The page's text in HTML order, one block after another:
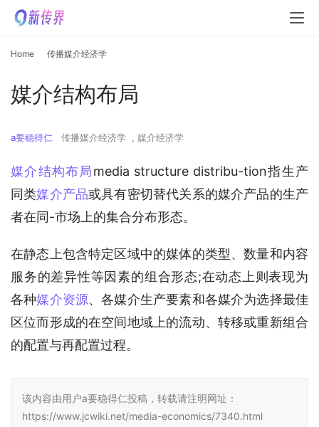
Home 传播媒介经济学
媒介结构布局
a要稳得仁 传播媒介经济学 , 媒介经济学
媒介结构布局media structure distribu-tion指生产
同类媒介产品或具有密切替代关系的媒介产品的生产
者在同-市场上的集合分布形态。
在静态上包含特定区域中的媒体的类型、数量和内容
服务的差异性等因素的组合形态;在动态上则表现为
各种媒介资源、各媒介生产要素和各媒介为选择最佳
区位而形成的在空间地域上的流动、转移或重新组合
的配置与再配置过程。
该内容由用户a要稳得仁投稿，转载请注明网址：
https://www.jcwiki.net/media-economics/7340.html